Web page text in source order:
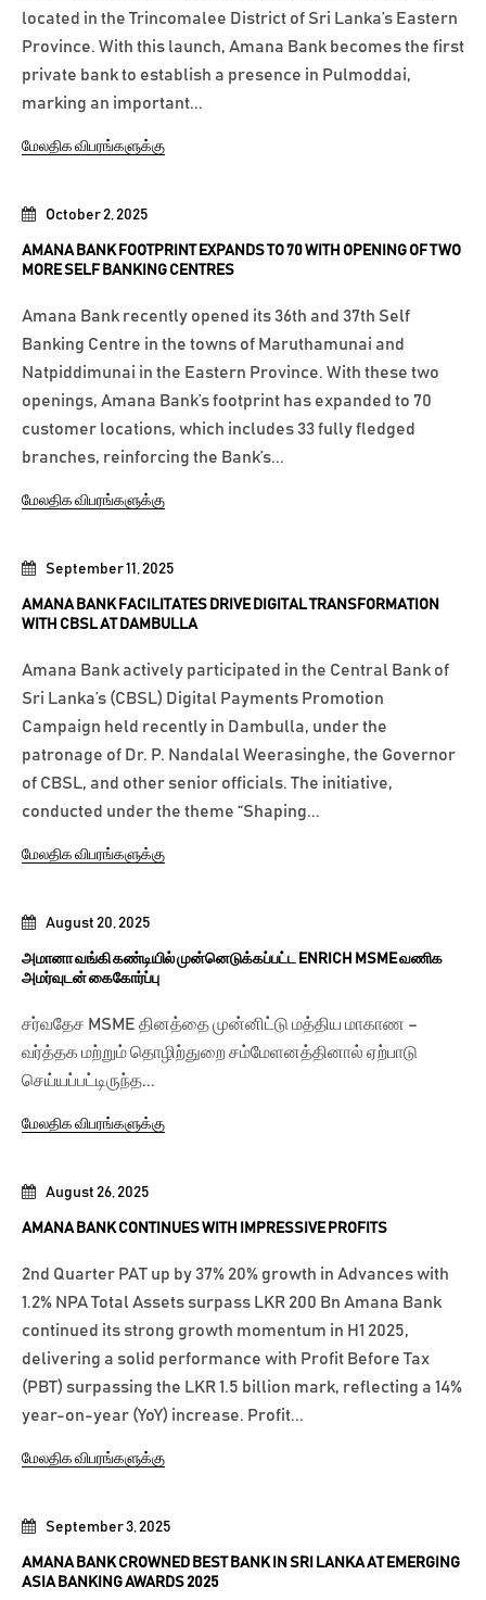
September 3, 2025
AMANA BANK CROWNED BEST BANK IN SRI LANKA AT EMERGING
ASIA BANKING AWARDS 2025
August 26, 2025
AMANA BANK CONTINUES WITH IMPRESSIVE PROFITS
2nd Quarter PAT up by 37% 20% growth in Advances with
1.2% NPA Total Assets surpass LKR 200 Bn Amana Bank
continued its strong growth momentum in H1 2025,
delivering a solid performance with Profit Before Tax
(PBT) surpassing the LKR 1.5 billion mark, reflecting a 14%
year-on-year (YoY) increase. Profit...
மேலதிக விபரங்களுக்கு
August 20, 2025
அமானா வங்கி கண்டியில் முன்னெடுக்கப்பட்ட ENRICH MSME வணிக
அமர்வுடன் கைகோர்ப்பு
சர்வதேச MSME தினத்தை முன்னிட்டு மத்திய மாகாண –
வர்த்தக மற்றும் தொழிற்துறை சம்மேளனத்தினால் ஏற்பாடு
செய்யப்பட்டிருந்த...
மேலதிக விபரங்களுக்கு
September 11, 2025
AMANA BANK FACILITATES DRIVE DIGITAL TRANSFORMATION
WITH CBSL AT DAMBULLA
Amana Bank actively participated in the Central Bank of
Sri Lanka’s (CBSL) Digital Payments Promotion
Campaign held recently in Dambulla, under the
patronage of Dr. P. Nandalal Weerasinghe, the Governor
of CBSL, and other senior officials. The initiative,
conducted under the theme “Shaping...
மேலதிக விபரங்களுக்கு
October 2, 2025
AMANA BANK FOOTPRINT EXPANDS TO 70 WITH OPENING OF TWO
MORE SELF BANKING CENTRES
Amana Bank recently opened its 36th and 37th Self
Banking Centre in the towns of Maruthamunai and
Natpiddimunai in the Eastern Province. With these two
openings, Amana Bank’s footprint has expanded to 70
customer locations, which includes 33 fully fledged
branches, reinforcing the Bank’s...
மேலதிக விபரங்களுக்கு
located in the Trincomalee District of Sri Lanka’s Eastern
Province. With this launch, Amana Bank becomes the first
private bank to establish a presence in Pulmoddai,
marking an important...
மேலதிக விபரங்களுக்கு